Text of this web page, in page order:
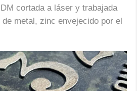
cortada a láser y trabajada
metal, zinc envejecido por el